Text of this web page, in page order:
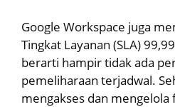
Google Workspace juga
Tingkat Layanan (SLA)
berarti hampir tidak ada
pemeliharaan terjadwal.
mengakses dan mengelola